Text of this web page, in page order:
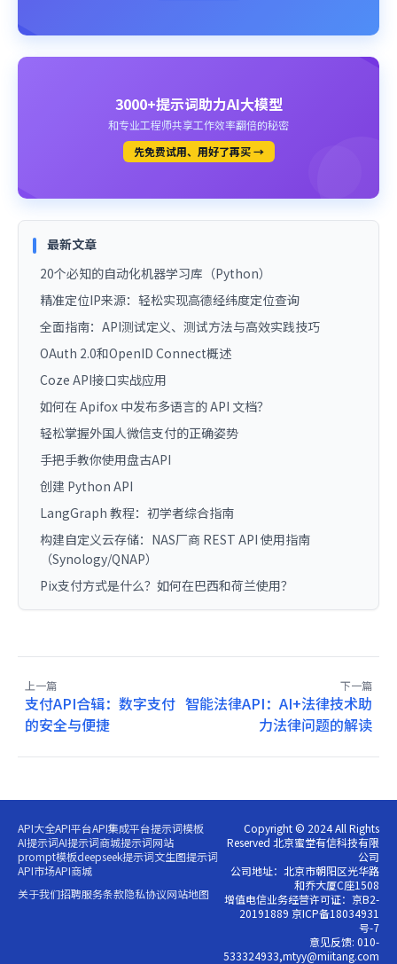
3000+提示词助力AI大模型
和专业工程师共享工作效率翻倍的秘密
先免费试用、用好了再买 →
最新文章
20个必知的自动化机器学习库（Python）
精准定位IP来源：轻松实现高德经纬度定位查询
全面指南：API测试定义、测试方法与高效实践技巧
OAuth 2.0和OpenID Connect概述
Coze API接口实战应用
如何在 Apifox 中发布多语言的 API 文档？
轻松掌握外国人微信支付的正确姿势
手把手教你使用盘古API
创建 Python API
LangGraph 教程：初学者综合指南
构建自定义云存储：NAS厂商 REST API 使用指南
（Synology/QNAP）
Pix支付方式是什么？如何在巴西和荷兰使用？
上一篇
支付API合辑：数字支付
的安全与便捷
下一篇
智能法律API：AI+法律技术助
力法律问题的解读
API大全API平台API集成平台提示词模板
AI提示词AI提示词商城提示词网站
prompt模板deepseek提示词文生图提示词
API市场API商城
关于我们招聘服务条款隐私协议网站地图
Copyright © 2024 All Rights
Reserved 北京蜜堂有信科技有限
公司
公司地址：北京市朝阳区光华路
和乔大厦C座1508
增值电信业务经营许可证：京B2-
20191889 京ICP备18034931
号-7
意见反馈: 010-
533324933,mtyy@miitang.com